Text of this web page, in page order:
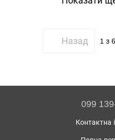
Назад 1 з
099
Контактна